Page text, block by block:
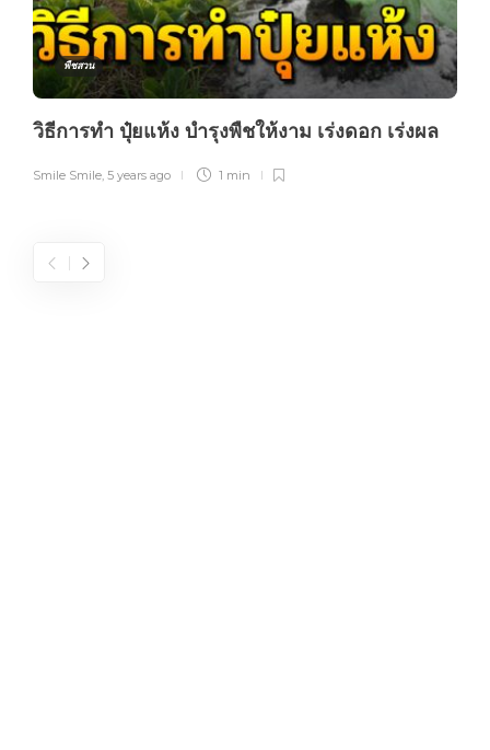
พืชสวน
วิธีการทำ ปุ๋ยแห้ง บำรุงพืชให้งาม เร่งดอก เร่งผล
Smile Smile, 5 years ago 1 min